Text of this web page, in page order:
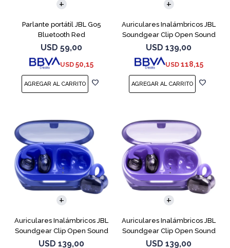
Parlante portátil JBL Go5
Bluetooth Red
USD 59,00
USD 50,15
Auriculares Inalámbricos JBL
Soundgear Clip Open Sound
Cobre
USD 139,00
USD 118,15
Auriculares Inalámbricos JBL
Soundgear Clip Open Sound
Azul
USD 139,00
Auriculares Inalámbricos JBL
Soundgear Clip Open Sound
Purpl
USD 139,00